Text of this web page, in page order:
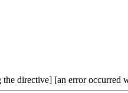
directive] [an error occurred